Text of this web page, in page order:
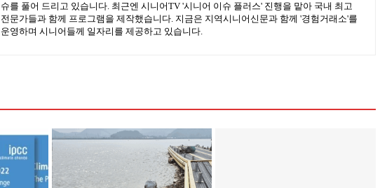
슈를 풀어 드리고 있습니다. 최근엔 시니어TV '시니어 이슈 플러스' 진행을 맡아 국내 최고
전문가들과 함께 프로그램을 제작했습니다. 지금은 지역시니어신문과 함께 '경험거래소'를
운영하며 시니어들께 일자리를 제공하고 있습니다.